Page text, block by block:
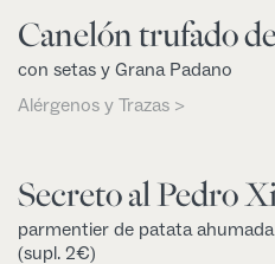
Canelón trufado
con setas y Grana Padano
Alérgenos y Trazas >
Secreto al Pedro
parmentier de patata
(supl. 2€)